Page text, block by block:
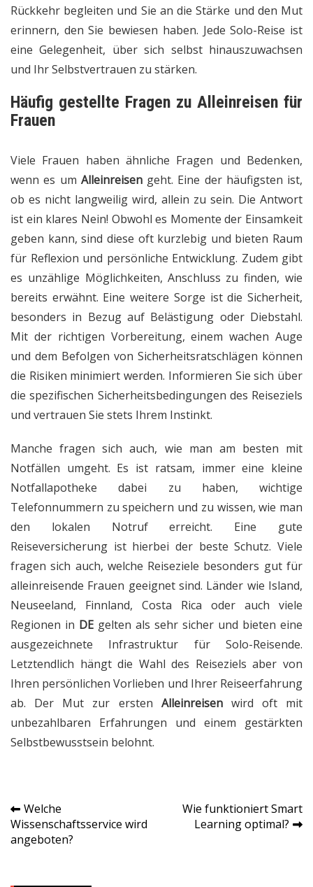
Rückkehr begleiten und Sie an die Stärke und den Mut
erinnern, den Sie bewiesen haben. Jede Solo-Reise ist
eine Gelegenheit, über sich selbst hinauszuwachsen
und Ihr Selbstvertrauen zu stärken.
Häufig gestellte Fragen zu Alleinreisen für
Frauen
Viele Frauen haben ähnliche Fragen und Bedenken,
wenn es um Alleinreisengeht. Eine der häufigsten ist,
ob es nicht langweilig wird, allein zu sein. Die Antwort
ist ein klares Nein! Obwohl es Momente der Einsamkeit
geben kann, sind diese oft kurzlebig und bieten Raum
für Reflexion und persönliche Entwicklung. Zudem gibt
es unzählige Möglichkeiten, Anschluss zu finden, wie
bereits erwähnt. Eine weitere Sorge ist die Sicherheit,
besonders in Bezug auf Belästigung oder Diebstahl.
Mit der richtigen Vorbereitung, einem wachen Auge
und dem Befolgen von Sicherheitsratschlägen können
die Risiken minimiert werden. Informieren Sie sich über
die spezifischen Sicherheitsbedingungen des Reiseziels
und vertrauen Sie stets Ihrem Instinkt.
Manche fragen sich auch, wie man am besten mit
Notfällen umgeht. Es ist ratsam, immer eine kleine
Notfallapotheke dabei zu haben, wichtige
Telefonnummern zu speichern und zu wissen, wie man
den lokalen Notruf erreicht. Eine gute
Reiseversicherung ist hierbei der beste Schutz. Viele
fragen sich auch, welche Reiseziele besonders gut für
alleinreisende Frauen geeignet sind. Länder wie Island,
Neuseeland, Finnland, Costa Rica oder auch viele
Regionen in DE gelten als sehr sicher und bieten eine
ausgezeichnete Infrastruktur für Solo-Reisende.
Letztendlich hängt die Wahl des Reiseziels aber von
Ihren persönlichen Vorlieben und Ihrer Reiseerfahrung
ab. Der Mut zur ersten Alleinreisenwird oft mit
unbezahlbaren Erfahrungen und einem gestärkten
Selbstbewusstsein belohnt.
Post
navigation
Welche
Wissenschaftsservice wird
angeboten?
Wie funktioniert Smart
Learning optimal?